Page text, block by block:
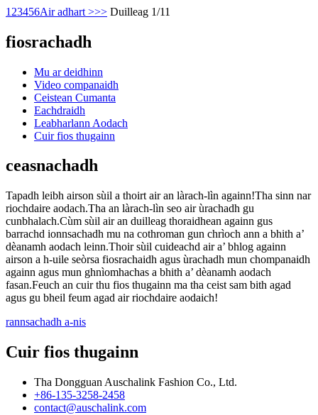
1 23456Air adhart >>> Duilleag 1/11
fiosrachadh
Mu ar deidhinn
Video companaidh
Ceistean Cumanta
Eachdraidh
Leabharlann Aodach
Cuir fios thugainn
ceasnachadh
Tapadh leibh airson sùil a thoirt air an làrach-lìn againn!Tha sinn nar
riochdaire aodach.Tha an làrach-lìn seo air ùrachadh gu
cunbhalach.Cùm sùil air an duilleag thoraidhean againn gus
barrachd ionnsachadh mu na cothroman gun chrìoch ann a bhith a’
dèanamh aodach leinn.Thoir sùil cuideachd air a’ bhlog againn
airson a h-uile seòrsa fiosrachaidh agus ùrachadh mun chompanaidh
againn agus mun ghnìomhachas a bhith a’ dèanamh aodach
fasan.Feuch an cuir thu fios thugainn ma tha ceist sam bith agad
agus gu bheil feum agad air riochdaire aodaich!
rannsachadh a-nis
Cuir fios thugainn
Tha Dongguan Auschalink Fashion Co., Ltd.
+86-135-3258-2458
contact@auschalink.com